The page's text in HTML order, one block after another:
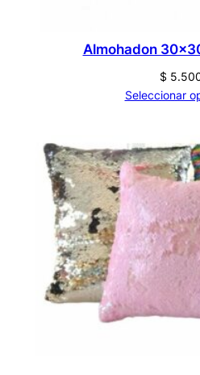
Almohadon
$
Seleccionar